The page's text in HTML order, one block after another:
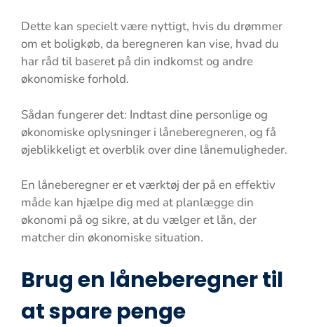
Dette kan specielt være nyttigt, hvis du drømmer
om et boligkøb, da beregneren kan vise, hvad du
har råd til baseret på din indkomst og andre
økonomiske forhold.
Sådan fungerer det: Indtast dine personlige og
økonomiske oplysninger i låneberegneren, og få
øjeblikkeligt et overblik over dine lånemuligheder.
En låneberegner er et værktøj der på en effektiv
måde kan hjælpe dig med at planlægge din
økonomi på og sikre, at du vælger et lån, der
matcher din økonomiske situation.
Brug en låneberegner til
at spare penge